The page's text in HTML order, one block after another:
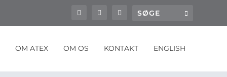
OM ATEX OM OS KONTAKT ENGLISH